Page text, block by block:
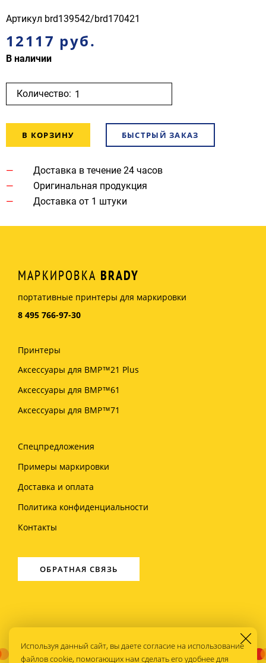
Артикул brd139542/brd170421
12117 руб.
В наличии
Количество:
В КОРЗИНУ БЫСТРЫЙ ЗАКАЗ
Доставка в течение 24 часов
Оригинальная продукция
Доставка от 1 штуки
МАРКИРОВКА BRADY
портативные принтеры для маркировки
8 495 766-97-30
Принтеры
Аксессуары для BMP™21 Plus
Аксессуары для BMP™61
Аксессуары для BMP™71
Спецпредложения
Примеры маркировки
Доставка и оплата
Политика конфиденциальности
Контакты
ОБРАТНАЯ СВЯЗЬ
Используя данный сайт, вы даете согласие на использование
файлов cookie, помогающих нам сделать его удобнее для